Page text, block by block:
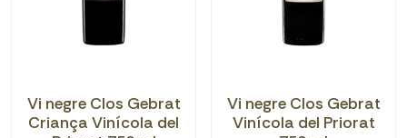
Vi negre Clos Gebrat
Criança Vinícola del
Vi negre Clos Gebrat
Vinícola del Priorat